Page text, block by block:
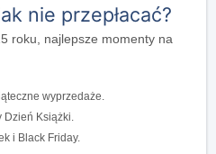
nie przepłacać?
roku, najlepsze momenty na
wyprzedaże.
Dzień Książki.
i Black Friday.